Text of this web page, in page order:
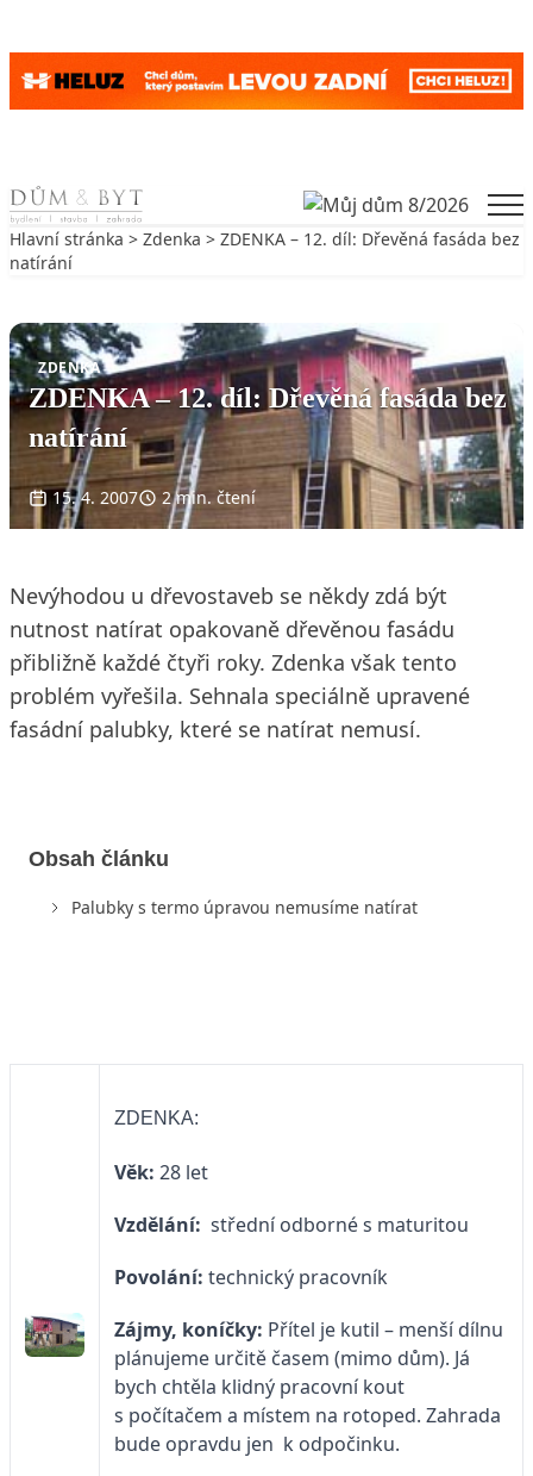
Skip to content
Hlavní stránka > Zdenka > ZDENKA – 12. díl: Dřevěná fasáda bez
natírání
ZDENKA
ZDENKA – 12. díl: Dřevěná fasáda bez
natírání
15. 4. 2007 2 min. čtení
Nevýhodou u dřevostaveb se někdy zdá být
nutnost natírat opakovaně dřevěnou fasádu
přibližně každé čtyři roky. Zdenka však tento
problém vyřešila. Sehnala speciálně upravené
fasádní palubky, které se natírat nemusí.
Obsah článku
Palubky s termo úpravou nemusíme natírat
ZDENKA:
Věk: 28 let
Vzdělání: střední odborné s maturitou
Povolání: technický pracovník
Zájmy, koníčky: Přítel je kutil – menší dílnu
plánujeme určitě časem (mimo dům). Já
bych chtěla klidný pracovní kout
s počítačem a místem na rotoped. Zahrada
bude opravdu jen k odpočinku.